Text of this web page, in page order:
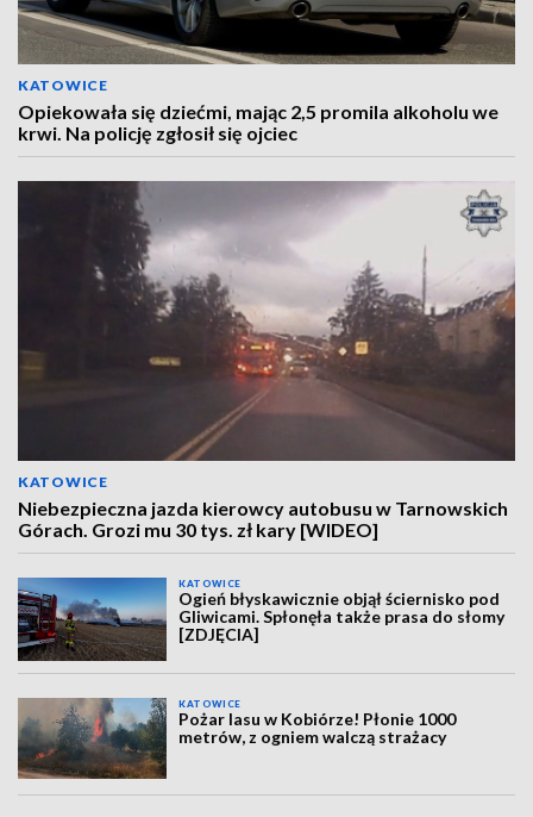
KATOWICE
Opiekowała się dziećmi, mając 2,5 promila alkoholu we
krwi. Na policję zgłosił się ojciec
KATOWICE
Niebezpieczna jazda kierowcy autobusu w Tarnowskich
Górach. Grozi mu 30 tys. zł kary [WIDEO]
KATOWICE
Ogień błyskawicznie objął ściernisko pod
Gliwicami. Spłonęła także prasa do słomy
[ZDJĘCIA]
KATOWICE
Pożar lasu w Kobiórze! Płonie 1000
metrów, z ogniem walczą strażacy